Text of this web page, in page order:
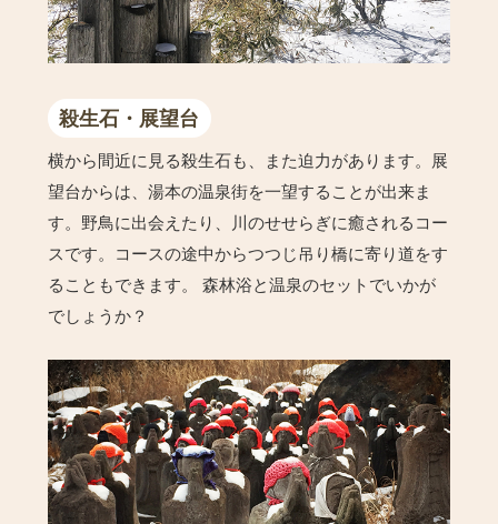
殺生石・展望台
横から間近に見る殺生石も、また迫力があります。展
望台からは、湯本の温泉街を一望することが出来ま
す。野鳥に出会えたり、川のせせらぎに癒されるコー
スです。コースの途中からつつじ吊り橋に寄り道をす
ることもできます。 森林浴と温泉のセットでいかが
でしょうか？